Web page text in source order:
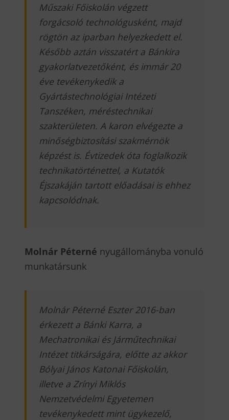
Műszaki Főiskolán végzett
forgácsoló technológusként, majd
rögtön az iparban helyezkedett el.
Később aztán visszatért a Bánkira
gyakorlatvezetőként, és immár 20
éve tevékenykedik a
Gyártástechnológiai Intézeti
Tanszéken, méréstechnikai
szakterületen. A karon elvégezte a
minőségbiztosítási szakmérnök
képzést is. Évtizedek óta foglalkozik
technikatörténettel, a Kutatók
Éjszakáján tartott előadásai is ehhez
kapcsolódnak.
Molnár Péterné nyugállományba vonuló
munkatársunk
Molnár Péterné Eszter 2016-ban
érkezett a Bánki Karra, a
Mechatronikai és Járműtechnikai
Intézet titkárságára, előtte az akkor
Bólyai János Katonai Főiskolán,
illetve a Zrínyi Miklós
Nemzetvédelmi Egyetemen
tevékenykedett mint ügykezelő,